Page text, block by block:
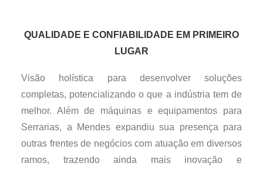
QUALIDADE E CONFIABILIDADE EM PRIMEIRO
LUGAR
Visão holística para desenvolver soluções
completas, potencializando o que a indústria tem de
melhor. Além de máquinas e equipamentos para
Serrarias, a Mendes expandiu sua presença para
outras frentes de negócios com atuação em diversos
ramos, trazendo ainda mais inovação e